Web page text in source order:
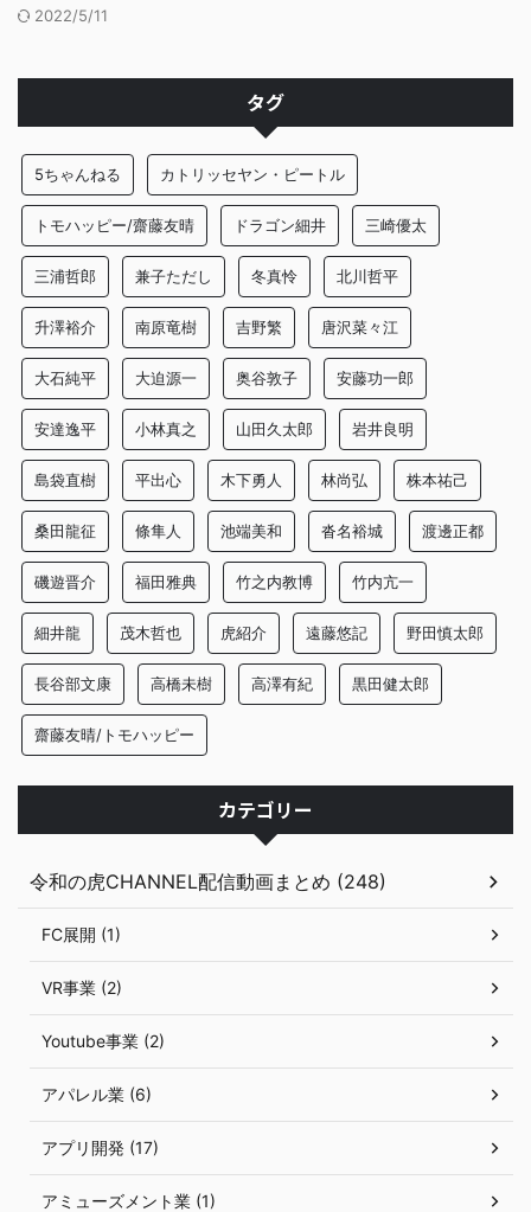
2022/5/11
タグ
5ちゃんねる カトリッセヤン・ピートル
トモハッピー/齋藤友晴 ドラゴン細井 三崎優太
三浦哲郎 兼子ただし 冬真怜 北川哲平
升澤裕介 南原竜樹 吉野繁 唐沢菜々江
大石純平 大迫源一 奥谷敦子 安藤功一郎
安達逸平 小林真之 山田久太郎 岩井良明
島袋直樹 平出心 木下勇人 林尚弘 株本祐己
桑田龍征 條隼人 池端美和 沓名裕城 渡邊正都
磯遊晋介 福田雅典 竹之内教博 竹内亢一
細井龍 茂木哲也 虎紹介 遠藤悠記 野田慎太郎
長谷部文康 高橋未樹 高澤有紀 黒田健太郎
齋藤友晴/トモハッピー
カテゴリー
令和の虎CHANNEL配信動画まとめ (248)
FC展開 (1)
VR事業 (2)
Youtube事業 (2)
アパレル業 (6)
アプリ開発 (17)
アミューズメント業 (1)